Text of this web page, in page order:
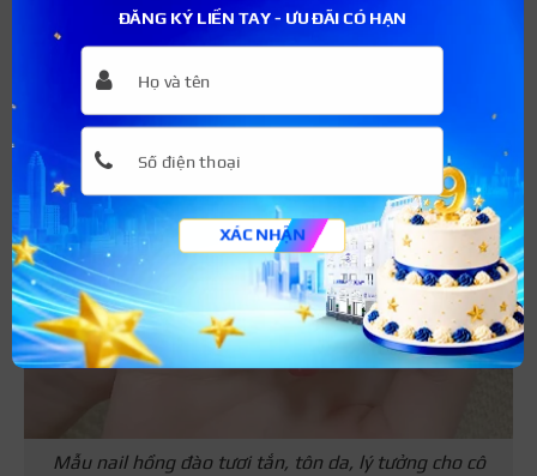
Mẫu nail hồng đào tươi tắn, tôn da, lý tưởng cho cô
ĐĂNG KÝ LIỀN TAY - ƯU ĐÃI CÓ HẠN
XÁC NHẬN